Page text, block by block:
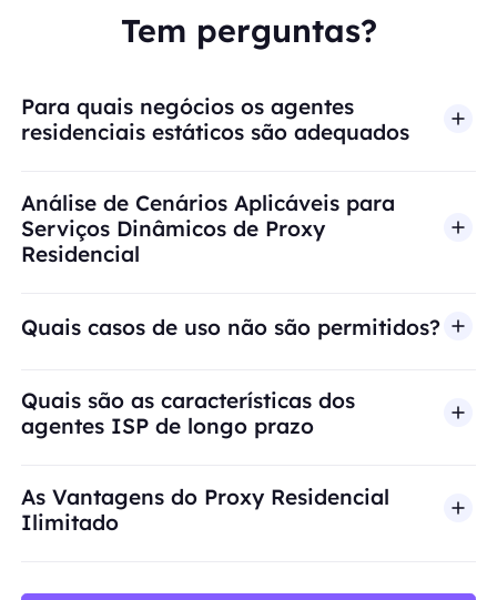
Tem perguntas?
Para quais negócios os agentes
residenciais estáticos são adequados
Análise de Cenários Aplicáveis para
Serviços Dinâmicos de Proxy
Residencial
Quais casos de uso não são permitidos?
A BestProxy não oferece suporte a fraude,
Quais são as características dos
agentes ISP de longo prazo
As Vantagens do Proxy Residencial
Ilimitado